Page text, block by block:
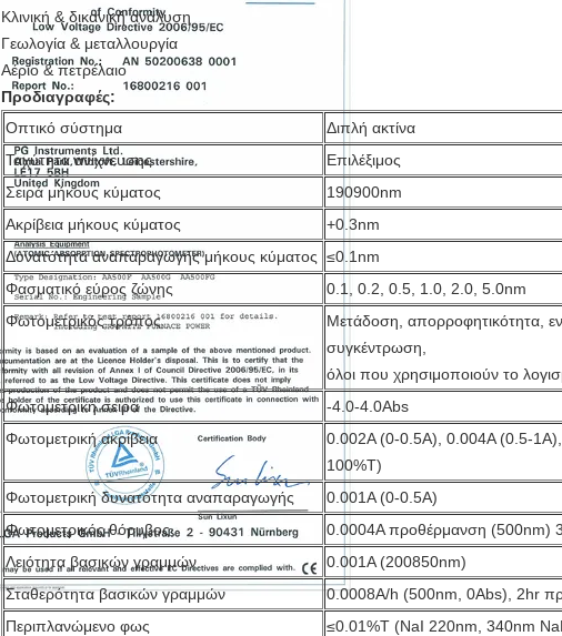
Κλινική & δικανική ανάλυση
Γεωλογία & μεταλλουργία
Αέριο & πετρέλαιο
Προδιαγραφές:
Οπτικό σύστημα
Διπλή ακτίνα
Ταχύτητα ανίχνευσης
Επιλέξιμος
Σειρά μήκους κύματος
190900nm
Ακρίβεια μήκους κύματος
+0.3nm
Δυνατότητα αναπαραγωγής μήκους κύματος ≤0.1nm
Φασματικό εύρος ζώνης
0.1, 0.2, 0.5, 1.0, 2.0, 5.0nm
Φωτομετρικός τρόπος
Μετάδοση, απορροφητικότητα,
συγκέντρωση,
όλοι που χρησιμοποιούν το
Φωτομετρική σειρά
-4.0-4.0Abs
Φωτομετρική ακρίβεια
0.002A (0-0.5A), 0.004A (0.5-
100%T)
Φωτομετρική δυνατότητα αναπαραγωγής
0.001A (0-0.5A)
Φωτομετρικός θόρυβος
0.0004A προθέρμανση (500nm)
Λειότητα βασικών γραμμών
0.001A (200850nm)
Σταθερότητα βασικών γραμμών
0.0008A/h (500nm, 0Abs), 2hr
Περιπλανώμενο φως
≤0.01%T (NaI 220nm, 340nm